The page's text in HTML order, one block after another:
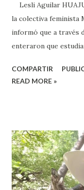
Lesli Aguilar
la colectiva feminista
informó que a través
enteraron que
colocado un
la colectiva acudieron
acosos sexual por
autoridades
que durante los 5
COMPARTIR
READ MORE »